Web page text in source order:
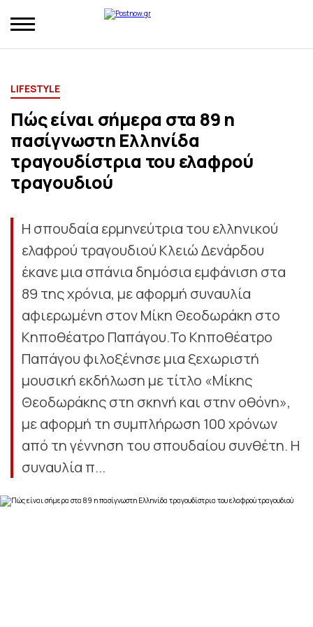
LIFESTYLE
Πώς είναι σήμερα στα 89 η
πασίγνωστη Ελληνίδα
τραγουδίστρια του ελαφρού
τραγουδιού
Η σπουδαία ερμηνεύτρια του ελληνικού
ελαφρού τραγουδιού Κλειώ Δενάρδου
έκανε μια σπάνια δημόσια εμφάνιση στα
89 της χρόνια, με αφορμή συναυλία
αφιερωμένη στον Μίκη Θεοδωράκη στο
Κηποθέατρο Παπάγου.Το Κηποθέατρο
Παπάγου φιλοξένησε μια ξεχωριστή
μουσική εκδήλωση με τίτλο «Μίκης
Θεοδωράκης στη σκηνή και στην οθόνη»,
με αφορμή τη συμπλήρωση 100 χρόνων
από τη γέννηση του σπουδαίου συνθέτη. Η
συναυλία π...